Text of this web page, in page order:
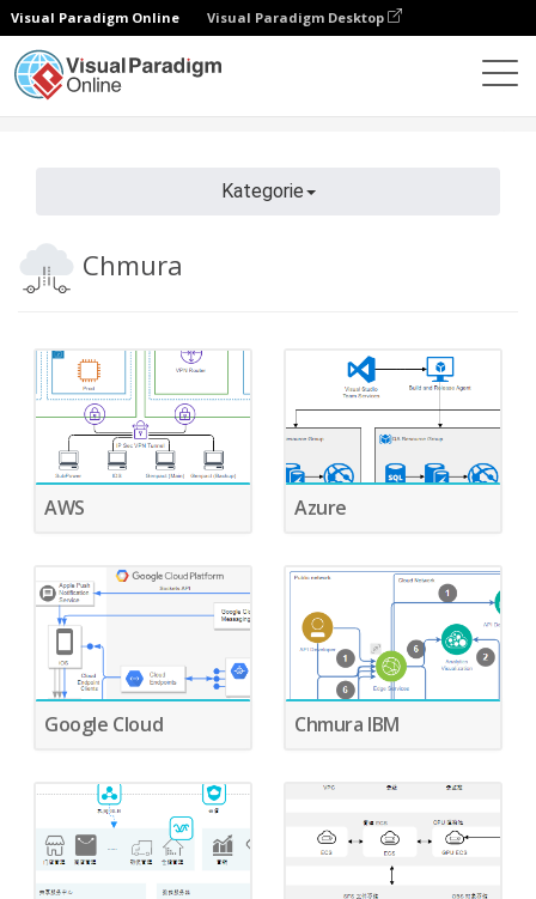
Visual Paradigm Online Visual Paradigm Desktop
Kategorie
Chmura
AWS Azure
Google Cloud Chmura IBM